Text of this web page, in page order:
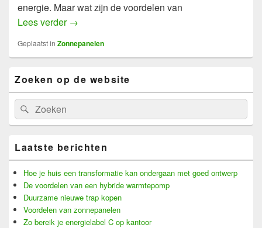
energie. Maar wat zijn de voordelen van
Lees verder Zonnepanelen Populairder dan ooit!
→
Geplaatst in Zonnepanelen
Sidebar
Widget
Area
Zoeken op de website
Search
for:
Search
Laatste berichten
Hoe je huis een transformatie kan ondergaan met goed ontwerp
De voordelen van een hybride warmtepomp
Duurzame nieuwe trap kopen
Voordelen van zonnepanelen
Zo bereik je energielabel C op kantoor